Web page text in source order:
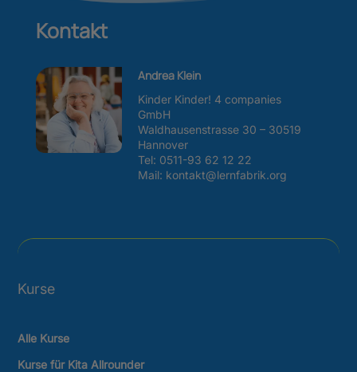
Kontakt
Andrea Klein
Kinder Kinder! 4 companies
GmbH
Waldhausenstrasse 30 – 30519
Hannover
Tel: 0511-93 62 12 22
Mail: kontakt@lernfabrik.org
Kurse
Alle Kurse
Kurse für Kita Allrounder